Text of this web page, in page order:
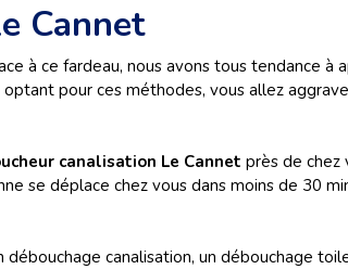
Cannet
à ce fardeau, nous avons tous tendance
pour ces méthodes, vous allez
canalisation Le Cannet près de chez
se déplace chez vous dans moins de 30
débouchage canalisation, un débouchage